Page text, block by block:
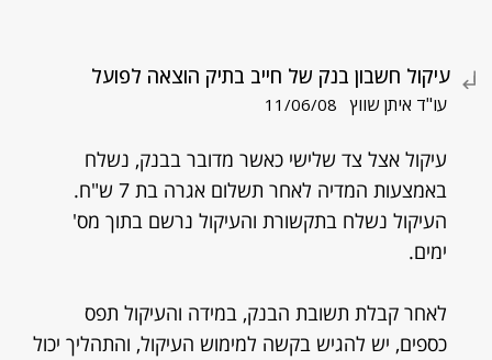
עיקול חשבון בנק של חייב בתיק הוצאה לפועל
עו"ד איתן שווץ 11/06/08
עיקול אצל צד שלישי כאשר מדובר בבנק, נשלח
באמצעות המדיה לאחר תשלום אגרה בת 7 ש"ח.
העיקול נשלח בתקשורת והעיקול נרשם בתוך מס'
ימים.
לאחר קבלת תשובת הבנק, במידה והעיקול תפס
כספים, יש להגיש בקשה למימוש העיקול, והתהליך יכול